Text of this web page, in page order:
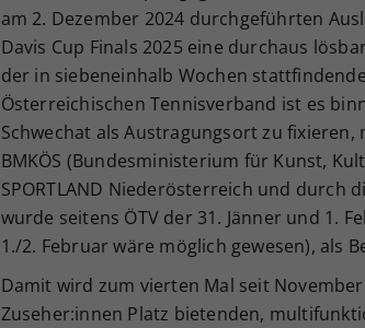
am 2. Dezember 2024 durchgeführten
Davis Cup Finals 2025 eine durchaus
der in siebeneinhalb Wochen
Österreichischen Tennisverband ist es
Schwechat als Austragungsort zu
BMKÖS (Bundesministerium für Kunst,
SPORTLAND Niederösterreich und durch
wurde seitens ÖTV der 31. Jänner und 1.
1./2. Februar wäre möglich gewesen), als
Damit wird zum vierten Mal seit
Zuseher:innen Platz bietenden,